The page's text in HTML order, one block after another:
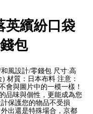
英繽紛口袋
包
風設計/零錢包 尺寸:高
材質：日本布料 注意：
會與圖片中的一模一樣！
品味與個性，更能成為您
保護您的物品不受損
出還是特殊場合，京都